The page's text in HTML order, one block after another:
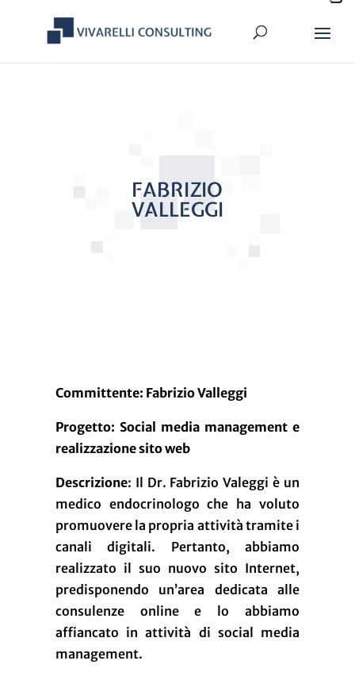
FABRIZIO
VALLEGGI
Committente: Fabrizio Valleggi
Progetto: Social media management e
realizzazione sito web
Descrizione: Il Dr. Fabrizio Valeggi è un
medico endocrinologo che ha voluto
promuovere la propria attività tramite i
canali digitali. Pertanto, abbiamo
realizzato il suo nuovo sito Internet,
predisponendo un’area dedicata alle
consulenze online e lo abbiamo
affiancato in attività di social media
management.